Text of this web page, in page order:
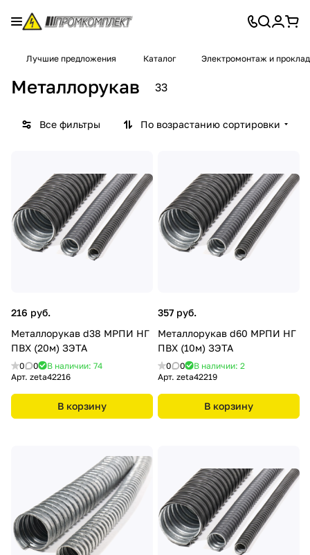
Лучшие предложения Каталог Электромонтаж и
Металлорукав 33
Все фильтры По возрастанию сортировки
216 руб.
Металлорукав d38 МРПИ НГ
ПВХ (20м) ЗЭТА
0 0
В наличии: 74
Арт. zeta42216
В корзину
357 руб.
Металлорукав d60 МРПИ НГ
ПВХ (10м) ЗЭТА
0 0
В наличии: 2
Арт. zeta42219
В корзину